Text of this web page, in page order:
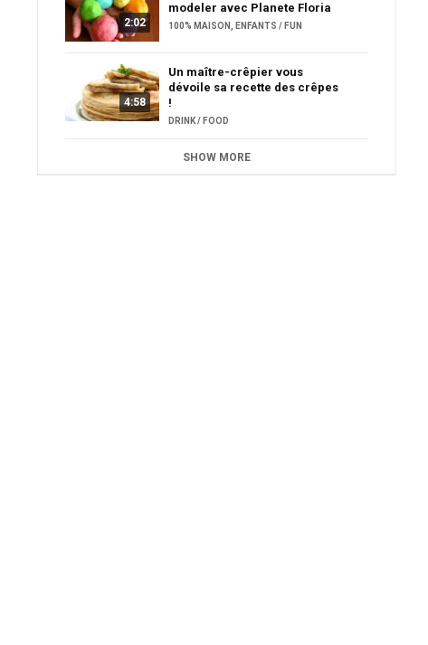
2:02
modeler avec Planete Floria
100% MAISON ENFANTS / FUN
4:58
Un maître-crêpier vous
dévoile sa recette des crêpes
!
DRINK / FOOD
SHOW MORE